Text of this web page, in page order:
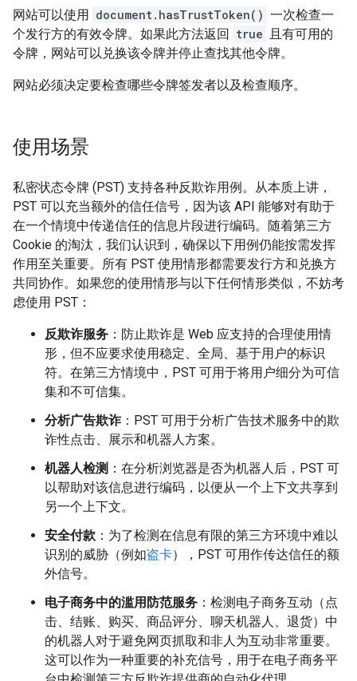
网站可以使用 document.hasTrustToken() 一次检查一
个发行方的有效令牌。如果此方法返回 true
且有可用的
令牌，网站可以兑换该令牌并停止查找其他令牌。
网站必须决定要检查哪些令牌签发者以及检查顺序。
使用场景
私密状态令牌 (PST) 支持各种反欺诈用例。从本质上讲，
PST 可以充当额外的信任信号，因为该 API 能够对有助于
在一个情境中传递信任的信息片段进行编码。随着第三方
Cookie 的淘汰，我们认识到，确保以下用例仍能按需发挥
作用至关重要。所有 PST 使用情形都需要发行方和兑换方
共同协作。如果您的使用情形与以下任何情形类似，不妨考
虑使用 PST：
反欺诈服务 ：防止欺诈是 Web 应支持的合理使用情
形，但不应要求使用稳定、全局、基于用户的标识
符。在第三方情境中，PST 可用于将用户细分为可信
集和不可信集。
分析广告欺诈 ：PST 可用于分析广告技术服务中的欺
诈性点击、展示和机器人方案。
机器人检测 ：在分析浏览器是否为机器人后，PST 可
以帮助对该信息进行编码，以便从一个上下文共享到
另一个上下文。
安全付款 ：为了检测在信息有限的第三方环境中难以
识别的威胁（例如盗卡），PST 可用作传达信任的额
外信号。
电子商务中的滥用防范服务 ：检测电子商务互动（点
击、结账、购买、商品评分、聊天机器人、退货）中
的机器人对于避免网页抓取和非人为互动非常重要。
这可以作为一种重要的补充信号，用于在电子商务平